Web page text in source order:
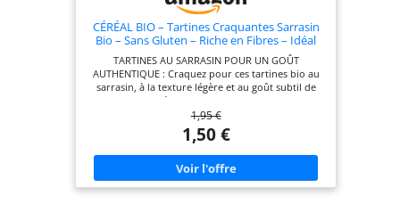
CÉRÉAL BIO – Tartines Craquantes Sarrasin
Bio – Sans Gluten – Riche en Fibres – Idéal
Petit–Déjeuner, Snack Léger ou Apéritif –
Nutriscore A – 3 Sachets –145 g
TARTINES AU SARRASIN POUR UN GOÛT
AUTHENTIQUE : Craquez pour ces tartines bio au
sarrasin, à la texture légère et au goût subtil de
noisette, idéales pour une pause saine et
croustillante à tout moment de la journée
COMPOSITION SANS GLUTEN ET 100 % BIO :
Fabriquées à partir de farine de sarrasin bio, sans
pesticides, ces tartines sont véganes, sans gluten,
sans colorant ni conservateur, et conditionnées en
sachets fraîcheur pour préserver leur croquant
VOTRE ALLIÉ FIBRES AU QUOTIDIEN : Source de
1,95 €
1,50 €